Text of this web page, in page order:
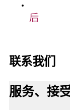
后
联系我们
服务、接